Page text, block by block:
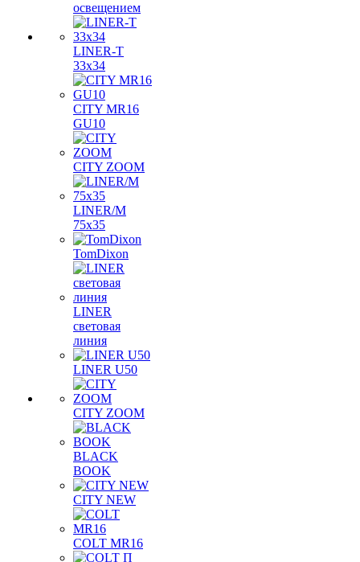
освещением
LINER-T
33x34
CITY MR16
GU10
CITY ZOOM
LINER/M
75х35
TomDixon
LINER
световая
линия
LINER U50
CITY ZOOM
BLACK
BOOK
CITY NEW
COLT MR16